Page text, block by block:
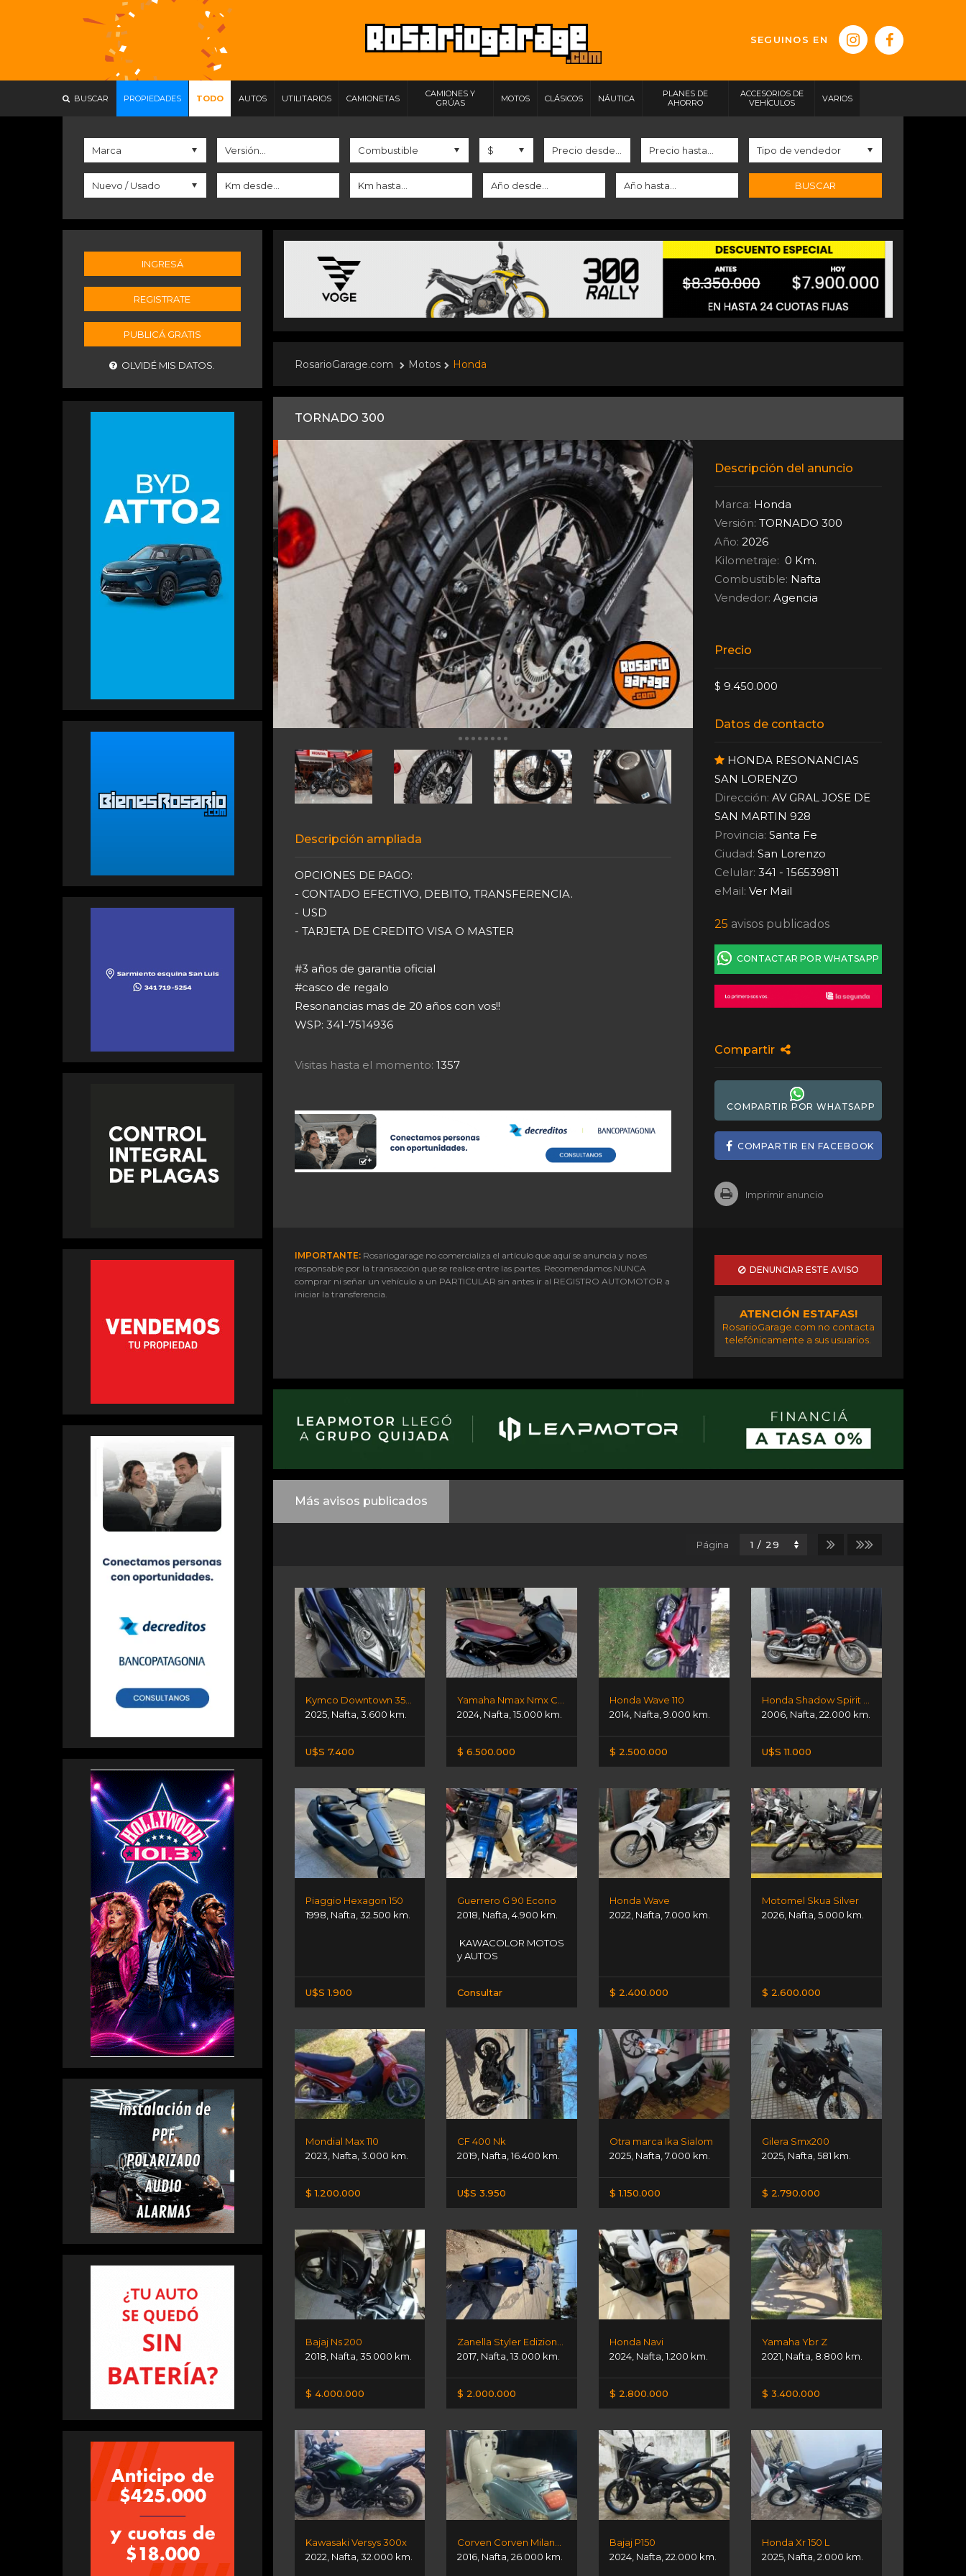
SEGUINOS EN
BUSCAR PROPIEDADES TODO AUTOS UTILITARIOS CAMIONETAS
CAMIONES Y
GRÚAS
MOTOS CLÁSICOS NÁUTICA
PLANES DE
AHORRO
ACCESORIOS DE
VEHÍCULOS
VARIOS
BUSCAR
INGRESÁ
REGISTRATE
PUBLICÁ GRATIS
OLVIDÉ MIS DATOS. RosarioGarage.com Motos Honda
TORNADO 300
Descripción ampliada
OPCIONES DE PAGO:
- CONTADO EFECTIVO, DEBITO, TRANSFERENCIA.
- USD
- TARJETA DE CREDITO VISA O MASTER
#3 años de garantia oficial
#casco de regalo
Resonancias mas de 20 años con vos!!
WSP: 341-7514936
Visitas hasta el momento: 1357
Descripción del anuncio
Marca: Honda
Versión: TORNADO 300
Año: 2026
Kilometraje: 0 Km.
Combustible: Nafta
Vendedor: Agencia
Precio
$ 9.450.000
Datos de contacto
HONDA RESONANCIAS
SAN LORENZO
Dirección: AV GRAL JOSE DE
SAN MARTIN 928
Provincia:Santa Fe
Ciudad:San Lorenzo
Celular: 341 - 156539811
eMail:Ver Mail
25 avisos publicados
CONTACTAR POR WHATSAPP
Compartir
COMPARTIR POR WHATSAPP
COMPARTIR EN FACEBOOK
Imprimir anuncio
IMPORTANTE:Rosariogarage no comercializa el artículo que aquí se anuncia y no es
responsable por la transacción que se realice entre las partes. Recomendamos NUNCA
comprar ni señar un vehículo a un PARTICULAR sin antes ir al REGISTRO AUTOMOTOR a
iniciar la transferencia.
DENUNCIAR ESTE AVISO
ATENCIÓN ESTAFAS!
RosarioGarage.com no contacta
telefónicamente a sus usuarios.
Más avisos publicados
Página
Kymco Downtown 350 Abs Tcs
2025, Nafta 3.600 km.
U$S 7.400
2024 Nafta ,15.000 km.
$ 6.500.000
Honda Wave 110
2014 Nafta ,9.000 km.
$ 2.500.000
2006 Nafta ,22.000 km.
U$S 11.000
Piaggio Hexagon 150
1998 Nafta 32.500 km.
U$S 1.900
Guerrero G 90 Econo
2018 Nafta ,4.900 km.
KAWACOLOR MOTOS
y AUTOS
Consultar
Honda Wave
2022 Nafta ,7.000 km.
$ 2.400.000
Motomel Skua Silver
2026 Nafta ,5.000 km.
$ 2.600.000
Mondial Max 110
2023 Nafta 3.000 km.
$ 1.200.000
CF 400 Nk
2019 Nafta ,16.400 km.
U$S 3.950
Otra marca Ika Sialom
2025 Nafta ,7.000 km.
$ 1.150.000
Gilera Smx200
2025 Nafta ,581 km.
$ 2.790.000
Bajaj Ns 200
2018 Nafta 35.000 km.
$ 4.000.000
2017 Nafta ,13.000 km.
$ 2.000.000
Honda Navi
2024 Nafta ,1.200 km.
$ 2.800.000
Yamaha Ybr Z
2021 Nafta 8.800 km.
$ 3.400.000
Kawasaki Versys 300x
2022 Nafta 32.000 km.
2016 Nafta ,26.000 km.
Bajaj P150
2024 Nafta ,22.000 km.
Honda Xr 150 L
2025 Nafta ,2.000 km.